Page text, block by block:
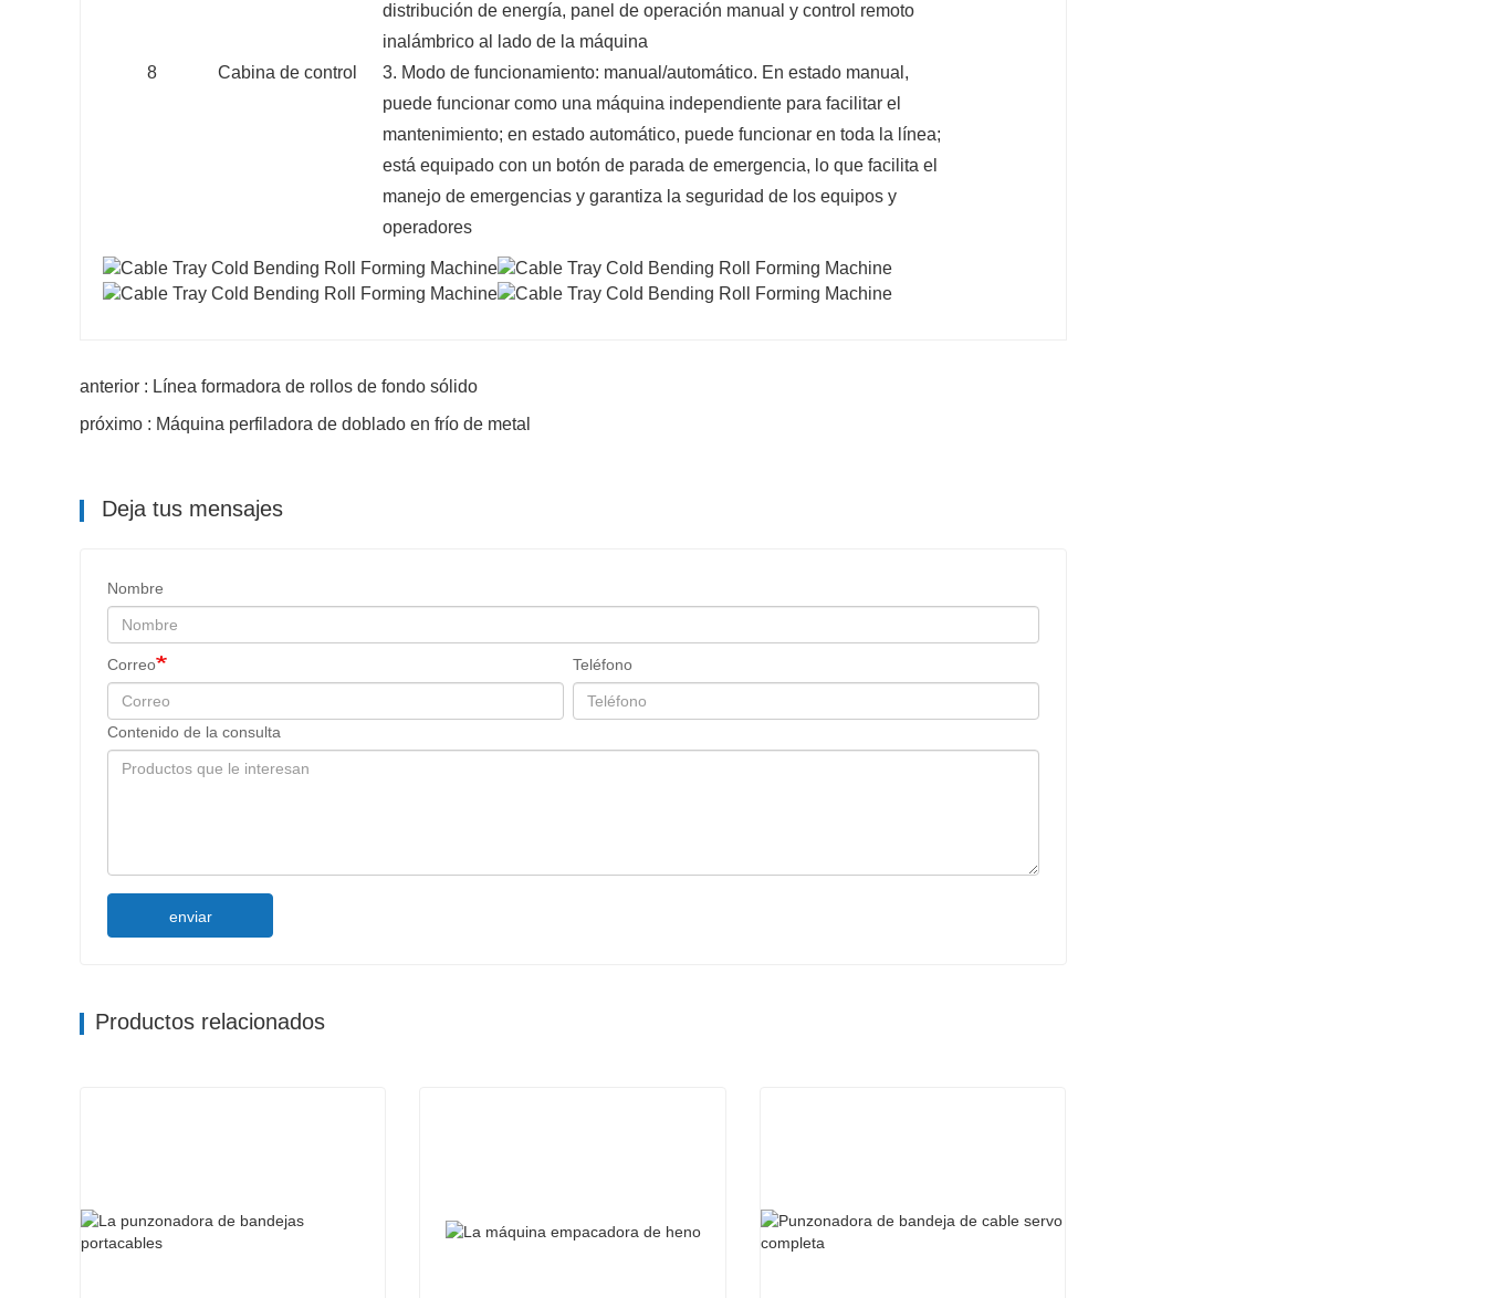
8 Cabina de control
distribución de energía, panel de operación manual y control remoto
inalámbrico al lado de la máquina
3. Modo de funcionamiento: manual/automático. En estado manual,
puede funcionar como una máquina independiente para facilitar el
mantenimiento; en estado automático, puede funcionar en toda la línea;
está equipado con un botón de parada de emergencia, lo que facilita el
manejo de emergencias y garantiza la seguridad de los equipos y
operadores
anterior : Línea formadora de rollos de fondo sólido
próximo : Máquina perfiladora de doblado en frío de metal
Deja tus mensajes
Nombre
Correo Teléfono
Contenido de la consulta
enviar
Productos relacionados